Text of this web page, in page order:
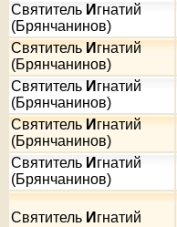
Святитель И гнатий
(Брянчанинов)
СвятительИгнатий
(Брянчанинов)
Святитель И гнатий
(Брянчанинов)
СвятительИгнатий
(Брянчанинов)
Святитель И гнатий
(Брянчанинов)
Святитель И гнатий